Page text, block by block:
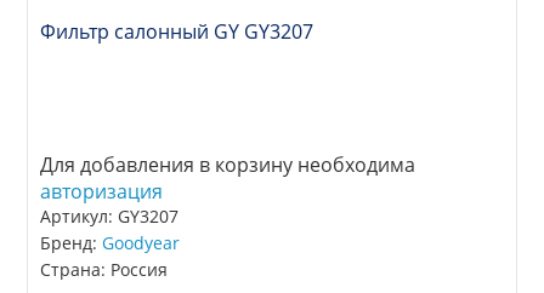
Фильтр салонный GY GY3207
Для добавления в корзину необходима
авторизация
Артикул: GY3207
Бренд:Goodyear
Страна: Россия